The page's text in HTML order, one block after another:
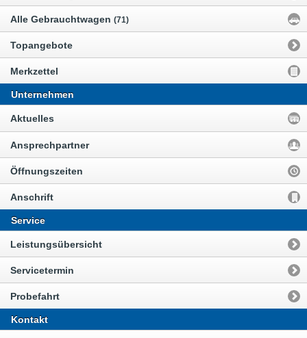
Alle Gebrauchtwagen (71)
Topangebote
Merkzettel
Unternehmen
Aktuelles
Ansprechpartner
Öffnungszeiten
Anschrift
Service
Leistungsübersicht
Servicetermin
Probefahrt
Kontakt